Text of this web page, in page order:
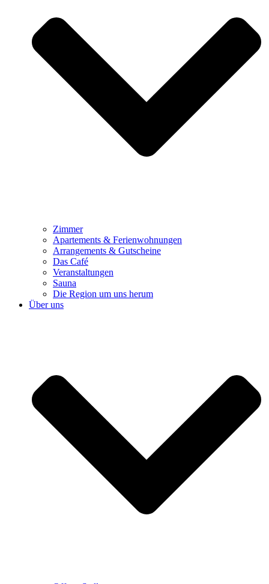
Zimmer
Apartements & Ferienwohnungen
Arrangements & Gutscheine
Das Café
Veranstaltungen
Sauna
Die Region um uns herum
Über uns